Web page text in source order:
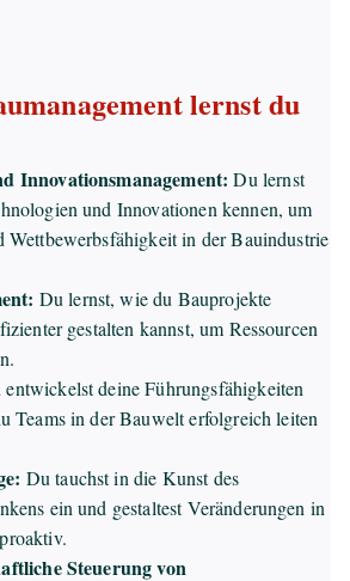
lernst du
Innovationsmanagement: Du lernst
und Innovationen kennen, um
in der Bauindustrie
Du lernst, wie du Bauprojekte
gestalten kannst, um Ressourcen
entwickelst deine Führungsfähigkeiten
Teams in der Bauwelt erfolgreich leiten
Du tauchst in die Kunst des
ein und gestaltest Veränderungen in
Steuerung von